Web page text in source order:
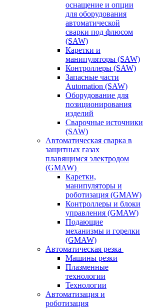
оснащение и опции
для оборудования
автоматической
сварки под флюсом
(SAW)
Каретки и
манипуляторы (SAW)
Контроллеры (SAW)
Запасные части
Automation (SAW)
Оборудование для
позиционирования
изделий
Сварочные источники
(SAW)
Автоматическая сварка в
защитных газах
плавящимся электродом
(GMAW)
Каретки,
манипуляторы и
роботизация (GMAW)
Контроллеры и блоки
управления (GMAW)
Подающие
механизмы и горелки
(GMAW)
Автоматическая резка
Машины резки
Плазменные
технологии
Технологии
Автоматизация и
роботизация